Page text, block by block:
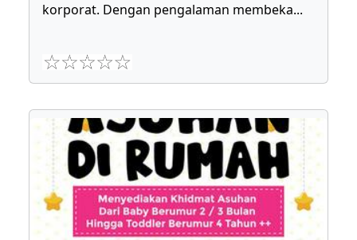
korporat. Dengan pengalaman membeka...